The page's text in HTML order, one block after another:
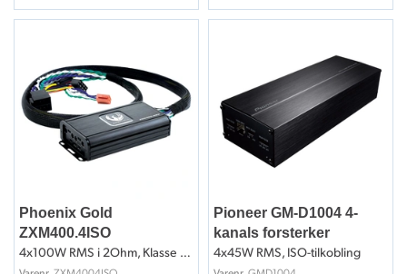
Phoenix Gold
ZXM400.4ISO
4x100W RMS i 2Ohm, Klasse D, ISO-kobling
Pioneer GM-D1004 4-
kanals forsterker
4x45W RMS, ISO-tilkobling